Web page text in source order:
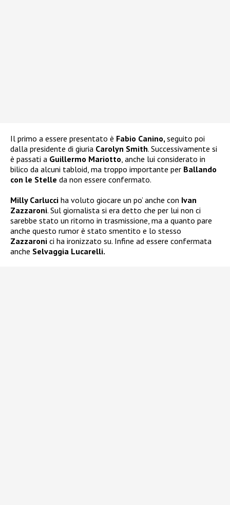
Il primo a essere presentato è Fabio Canino,seguito poi
dalla presidente di giuria Carolyn Smith. Successivamente si
è passati a Guillermo Mariotto, anche lui considerato in
bilico da alcuni tabloid, ma troppo importante per Ballando
con le Stelle da non essere confermato.
Milly Carlucci ha voluto giocare un po’ anche con Ivan
Zazzaroni. Sul giornalista si era detto che per lui non ci
sarebbe stato un ritorno in trasmissione, ma a quanto pare
anche questo rumor è stato smentito e lo stesso
Zazzaroni ci ha ironizzato su. Infine ad essere confermata
anche Selvaggia Lucarelli.